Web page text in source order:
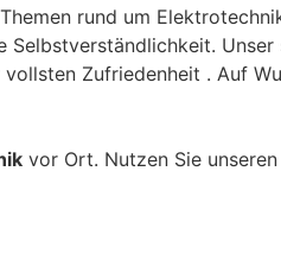
rund um
Zufriedenheit . Auf
vor Ort. Nutzen Sie